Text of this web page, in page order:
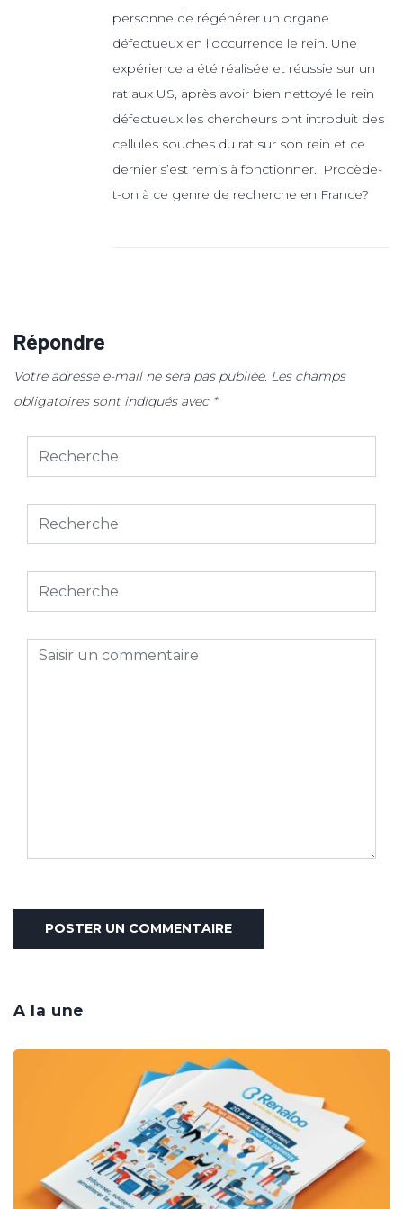
personne de régénérer un organe
défectueux en l’occurrence le rein. Une
expérience a été réalisée et réussie sur un
rat aux US, après avoir bien nettoyé le rein
défectueux les chercheurs ont introduit des
cellules souches du rat sur son rein et ce
dernier s’est remis à fonctionner.. Procède-
t-on à ce genre de recherche en France?
Répondre
Votre adresse e-mail ne sera pas publiée. Les champs
obligatoires sont indiqués avec *
A la une